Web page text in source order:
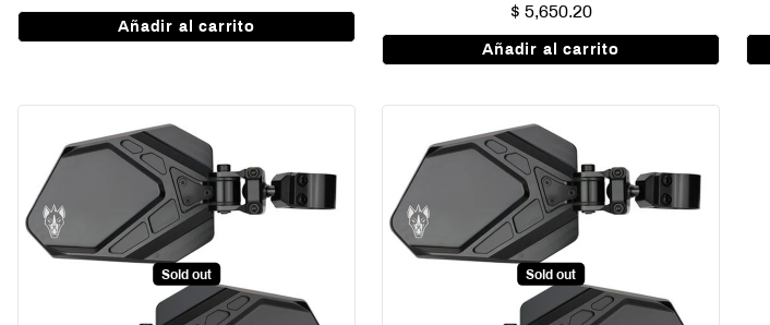
Añadir al carrito
$ 5,650.20
Añadir al carrito
Sold out Sold out